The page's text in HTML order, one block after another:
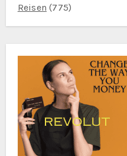
Reisen (775)